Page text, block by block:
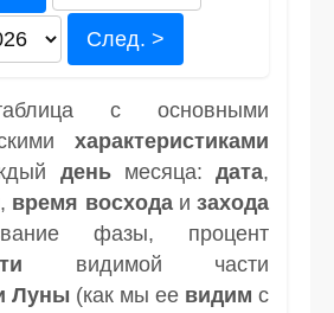
След. >
с основными
характеристиками
деньмесяца:дата,
, время восходаизахода
фазы, процент
видимой части
Луны (как мы ее видим с